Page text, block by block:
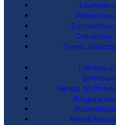
Loures(RE/
Malveira(RE/
Sacavém(RE/
Odivelas(RE/
Torres Vedras
Lisboa(RE/
Sintra(RE/
Venda do
Bragança
Mirandela
Pinhal Novo